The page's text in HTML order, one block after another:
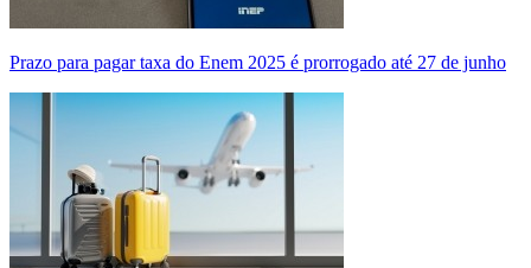
Prazo para pagar taxa do Enem 2025 é prorrogado até 27 de junho